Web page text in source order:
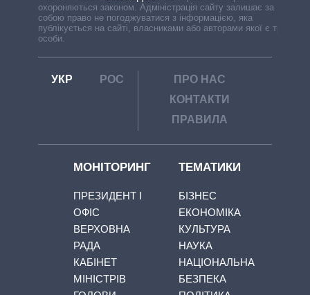
охороняються законом. Адміністрація сайту залишає за
собою право не погоджуватися з інформацією, яка
публікується на сайті, власниками або авторами якої є треті
особи.
УКР РОС
ПРО НАС
КОНТАКТИ
ПРАВИЛА
МОНІТОРИНГ
ПРЕЗИДЕНТ І
ОФІС
ВЕРХОВНА
РАДА
КАБІНЕТ
МІНІСТРІВ
ТЕМАТИКИ
БІЗНЕС
ЕКОНОМІКА
КУЛЬТУРА
НАУКА
НАЦІОНАЛЬНА
БЕЗПЕКА